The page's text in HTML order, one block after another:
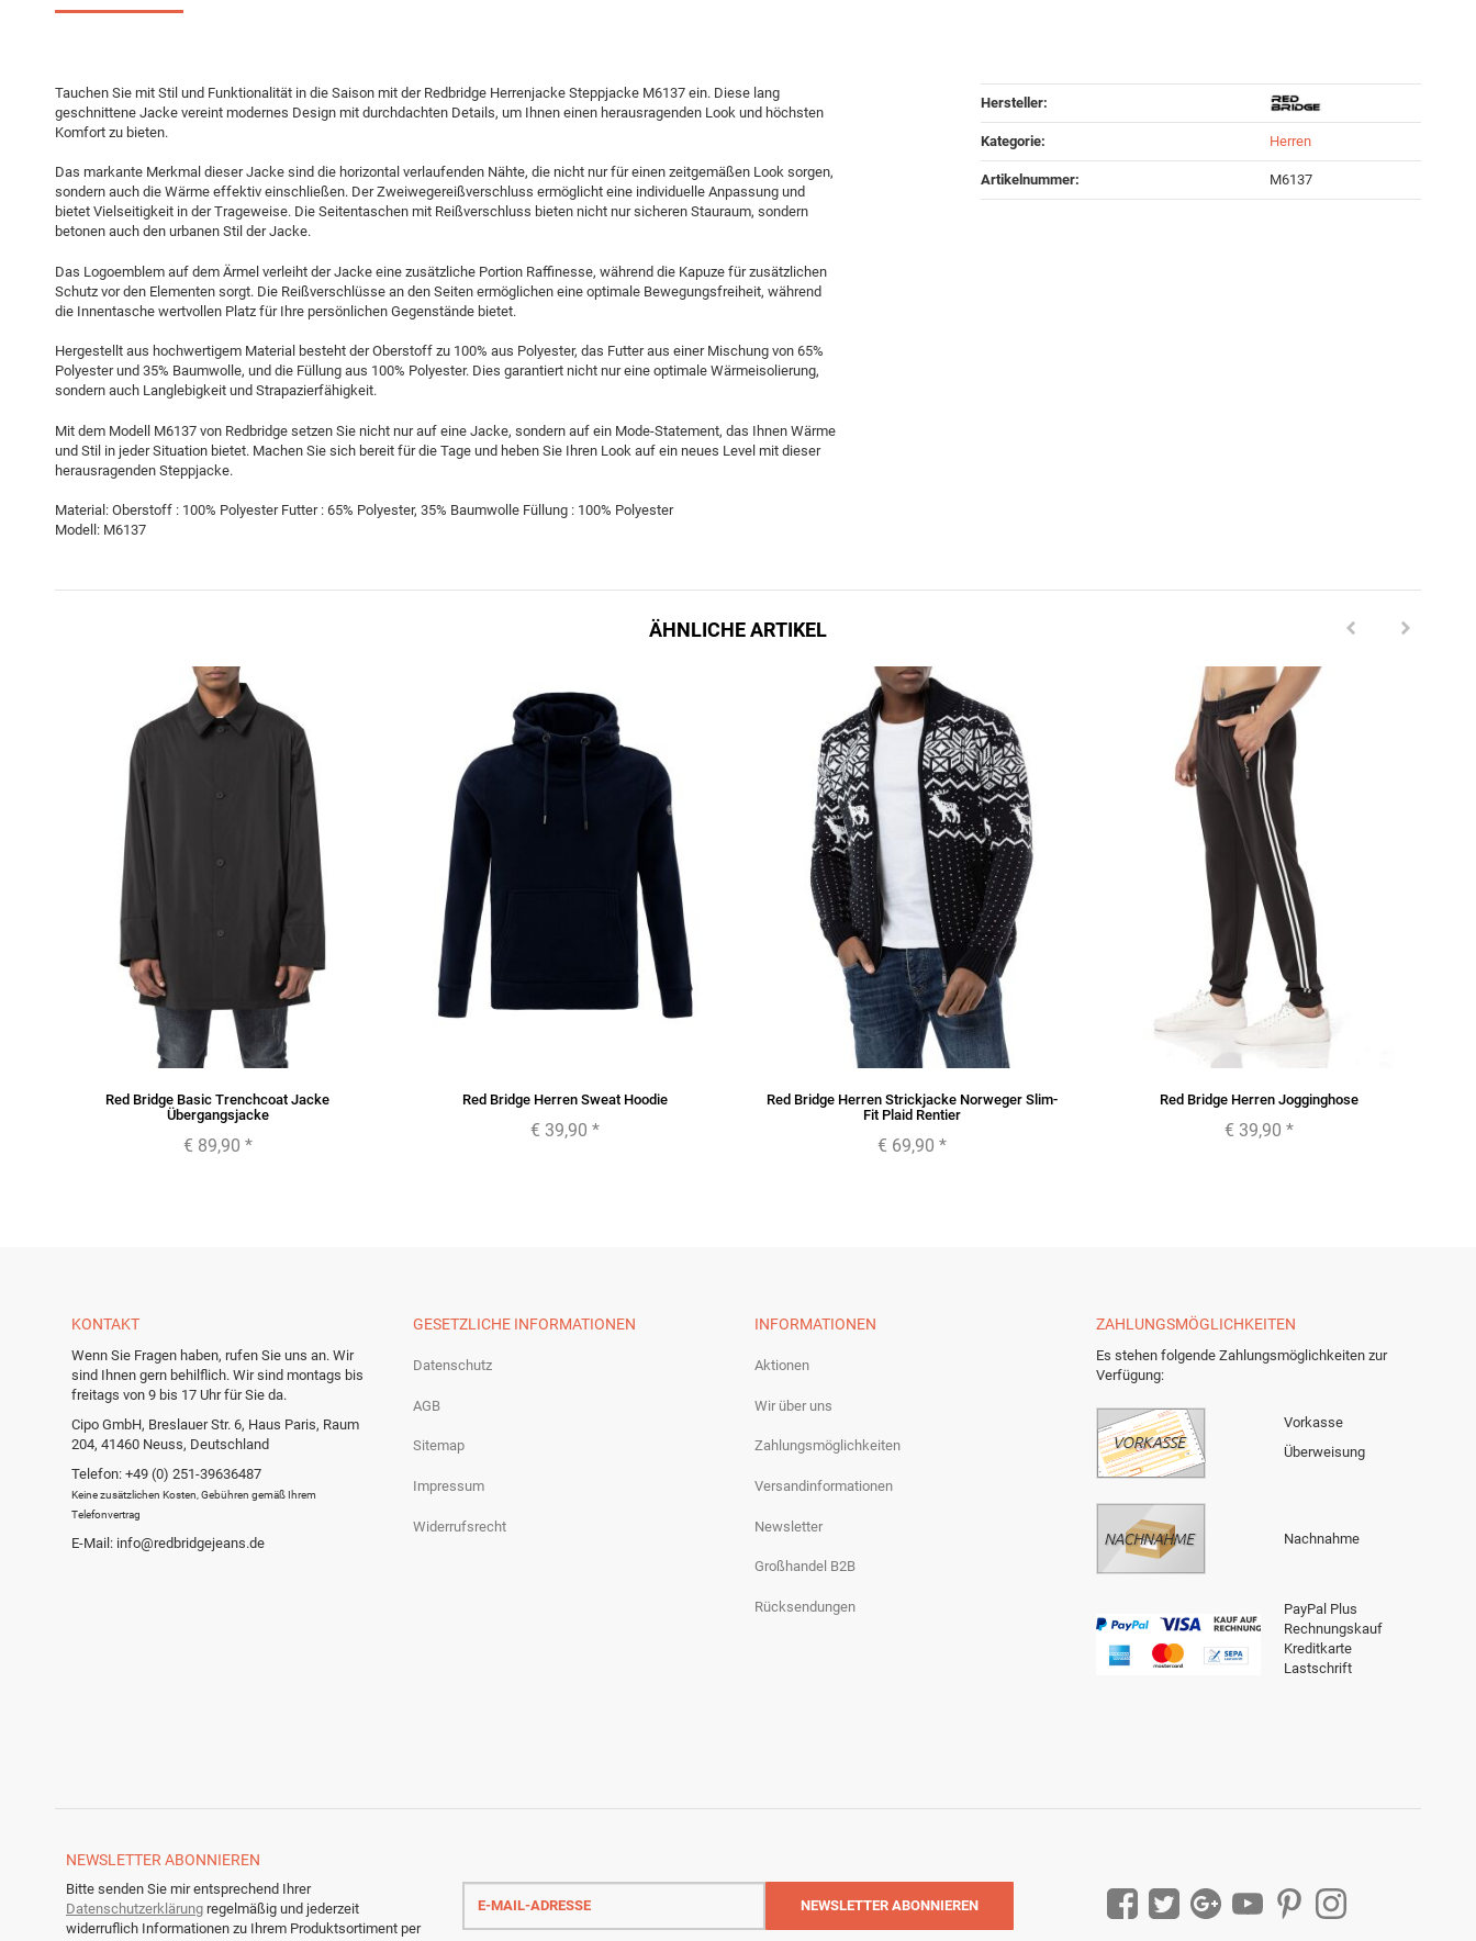
Tauchen Sie mit Stil und Funktionalität in die Saison mit der Redbridge Herrenjacke Steppjacke M6137 ein. Diese lang
geschnittene Jacke vereint modernes Design mit durchdachten Details, um Ihnen einen herausragenden Look und höchsten
Komfort zu bieten.
Das markante Merkmal dieser Jacke sind die horizontal verlaufenden Nähte, die nicht nur für einen zeitgemäßen Look sorgen,
sondern auch die Wärme effektiv einschließen. Der Zweiwegereißverschluss ermöglicht eine individuelle Anpassung und
bietet Vielseitigkeit in der Trageweise. Die Seitentaschen mit Reißverschluss bieten nicht nur sicheren Stauraum, sondern
betonen auch den urbanen Stil der Jacke.
Das Logoemblem auf dem Ärmel verleiht der Jacke eine zusätzliche Portion Raffinesse, während die Kapuze für zusätzlichen
Schutz vor den Elementen sorgt. Die Reißverschlüsse an den Seiten ermöglichen eine optimale Bewegungsfreiheit, während
die Innentasche wertvollen Platz für Ihre persönlichen Gegenstände bietet.
Hergestellt aus hochwertigem Material besteht der Oberstoff zu 100% aus Polyester, das Futter aus einer Mischung von 65%
Polyester und 35% Baumwolle, und die Füllung aus 100% Polyester. Dies garantiert nicht nur eine optimale Wärmeisolierung,
sondern auch Langlebigkeit und Strapazierfähigkeit.
Mit dem Modell M6137 von Redbridge setzen Sie nicht nur auf eine Jacke, sondern auf ein Mode-Statement, das Ihnen Wärme
und Stil in jeder Situation bietet. Machen Sie sich bereit für die Tage und heben Sie Ihren Look auf ein neues Level mit dieser
herausragenden Steppjacke.
Material: Oberstoff : 100% Polyester Futter : 65% Polyester, 35% Baumwolle Füllung : 100% Polyester
Modell: M6137
Hersteller:
Kategorie: Herren
Artikelnummer: M6137
ÄHNLICHE ARTIKEL
Red Bridge Basic Trenchcoat Jacke
Übergangsjacke
€ 89,90 *
Red Bridge Herren Sweat Hoodie
€ 39,90 *
Red Bridge Herren Strickjacke Norweger Slim-
Fit Plaid Rentier
€ 69,90 *
Red Bridge Herren Jogginghose
€ 39,90 *
KONTAKT
Wenn Sie Fragen haben, rufen Sie uns an. Wir
sind Ihnen gern behilflich. Wir sind montags bis
freitags von 9 bis 17 Uhr für Sie da.
Cipo GmbH, Breslauer Str. 6, Haus Paris, Raum
204, 41460 Neuss, Deutschland
Telefon: +49 (0) 251-39636487
Keine zusätzlichen Kosten, Gebühren gemäß Ihrem
Telefonvertrag
E-Mail: info@redbridgejeans.de
GESETZLICHE INFORMATIONEN
Datenschutz
AGB
Sitemap
Impressum
Widerrufsrecht
INFORMATIONEN
Aktionen
Wir über uns
Zahlungsmöglichkeiten
Versandinformationen
Newsletter
Großhandel B2B
Rücksendungen
ZAHLUNGSMÖGLICHKEITEN
Es stehen folgende Zahlungsmöglichkeiten zur
Verfügung:
Vorkasse
Überweisung
Nachnahme
PayPal Plus
Rechnungskauf
Kreditkarte
Lastschrift
NEWSLETTER ABONNIEREN
Bitte senden Sie mir entsprechend Ihrer
Datenschutzerklärung regelmäßig und jederzeit
widerruflich Informationen zu Ihrem Produktsortiment per
E-
Mail-
NEWSLETTER ABONNIEREN